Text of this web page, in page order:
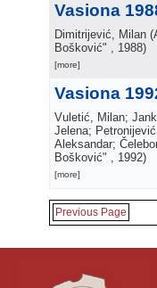
Vasiona
Dimitrijević, Milan (
Bošković" , 1988)
[more]
Vasiona
Vuletić, Milan;
Jelena;
Aleksandar;
Bošković" , 1992)
[more]
Previous Page